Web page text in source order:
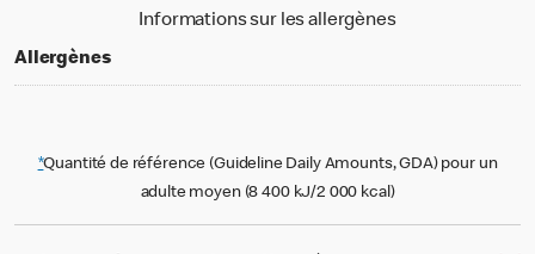
Informations sur les allergènes
Allergènes
*Quantité de référence (Guideline Daily Amounts, GDA) pour un
adulte moyen (8 400 kJ/2 000 kcal)